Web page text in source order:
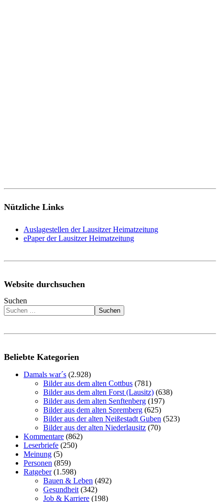
Nützliche Links
Auslagestellen der Lausitzer Heimatzeitung
ePaper der Lausitzer Heimatzeitung
Website durchsuchen
Suchen
Suchen
Beliebte Kategorien
Damals war´s (2.928)
Bilder aus dem alten Cottbus (781)
Bilder aus dem alten Forst (Lausitz) (638)
Bilder aus dem alten Senftenberg (197)
Bilder aus dem alten Spremberg (625)
Bilder aus der alten Neißestadt Guben (523)
Bilder aus der alten Niederlausitz (70)
Kommentare (862)
Leserbriefe (250)
Meinung (5)
Personen (859)
Ratgeber(1.598)
Bauen & Leben (492)
Gesundheit (342)
Job & Karriere (198)